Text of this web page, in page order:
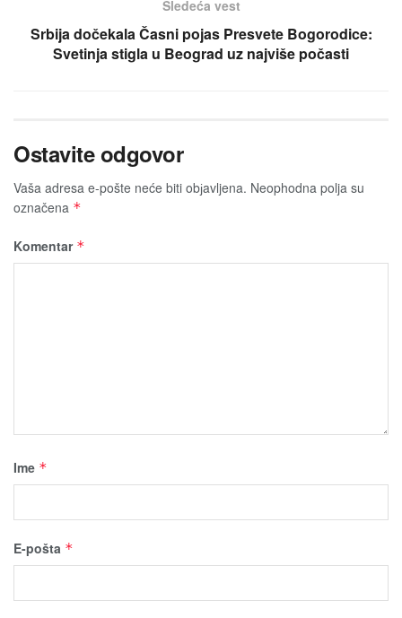
Sledeća vest
Srbija dočekala Časni pojas Presvete Bogorodice:
Svetinja stigla u Beograd uz najviše počasti
Ostavite odgovor
Vaša adresa e-pošte neće biti obјavljena. Neophodna polja su
označena *
Komentar *
Ime *
E-pošta *